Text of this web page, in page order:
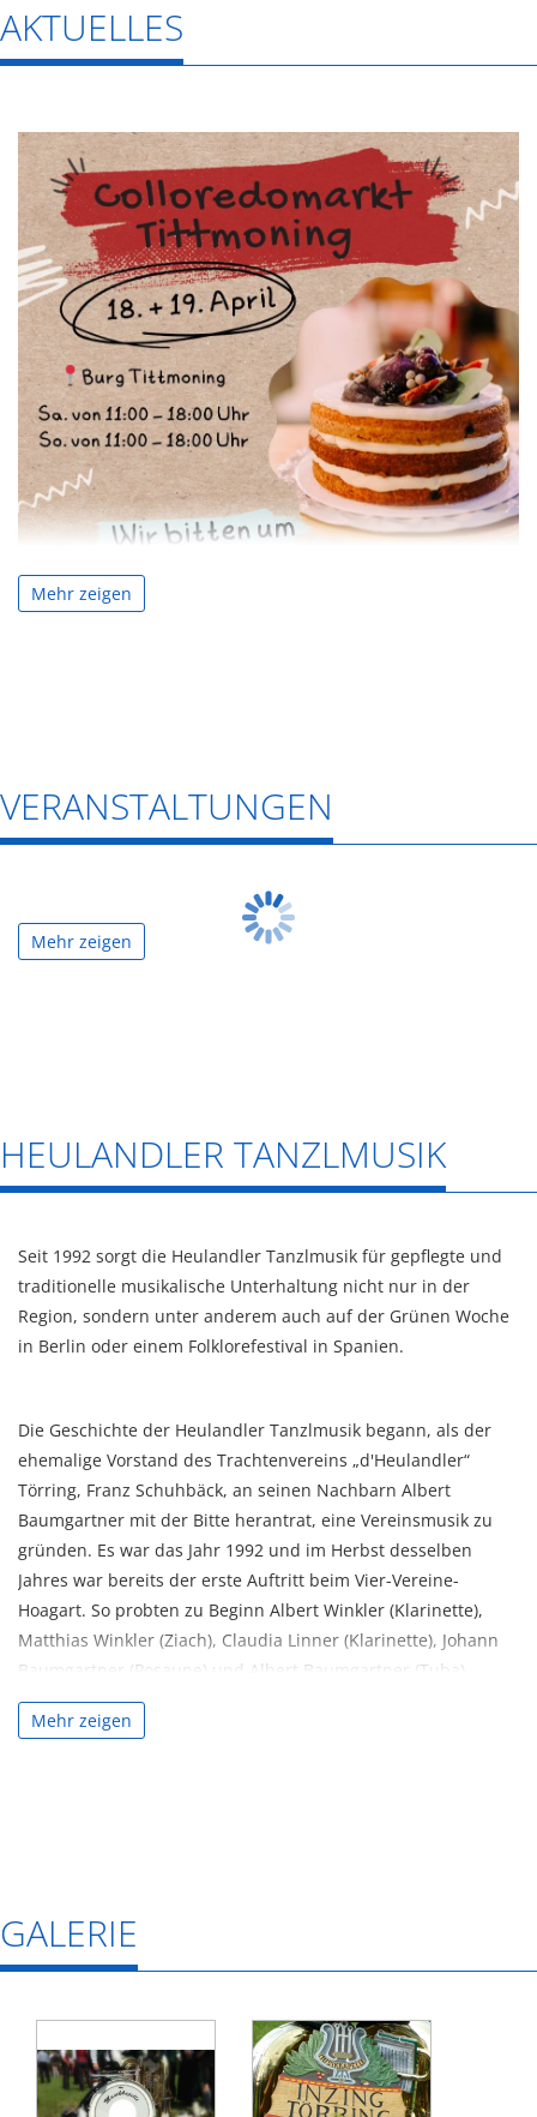
AKTUELLES
Mehr zeigen
VERANSTALTUNGEN
Mehr zeigen
HEULANDLER TANZLMUSIK
Seit 1992 sorgt die Heulandler Tanzlmusik für gepflegte und
traditionelle musikalische Unterhaltung nicht nur in der
Region, sondern unter anderem auch auf der Grünen Woche
in Berlin oder einem Folklorefestival in Spanien.
Die Geschichte der Heulandler Tanzlmusik begann, als der
ehemalige Vorstand des Trachtenvereins „d'Heulandler“
Törring, Franz Schuhbäck, an seinen Nachbarn Albert
Baumgartner mit der Bitte herantrat, eine Vereinsmusik zu
gründen. Es war das Jahr 1992 und im Herbst desselben
Jahres war bereits der erste Auftritt beim Vier-Vereine-
Hoagart. So probten zu Beginn Albert Winkler (Klarinette),
Matthias Winkler (Ziach), Claudia Linner (Klarinette), Johann
Baumgartner (Posaune) und Albert Baumgartner (Tuba)
gemeinsam. Anfangs fehlte es noch an geeignetem
Notenmaterial aber mit Freude am Musizieren wurden die
(Tenorhorn), Albert Baumgartner sen. (Tuba).
bekommen. Durch die Verwendung einer neu angeschafften
F-Tuba wurde die Klangfarbe der Tanzlmusik entscheidend
beeinflusst.
Mehr zeigen
GALERIE